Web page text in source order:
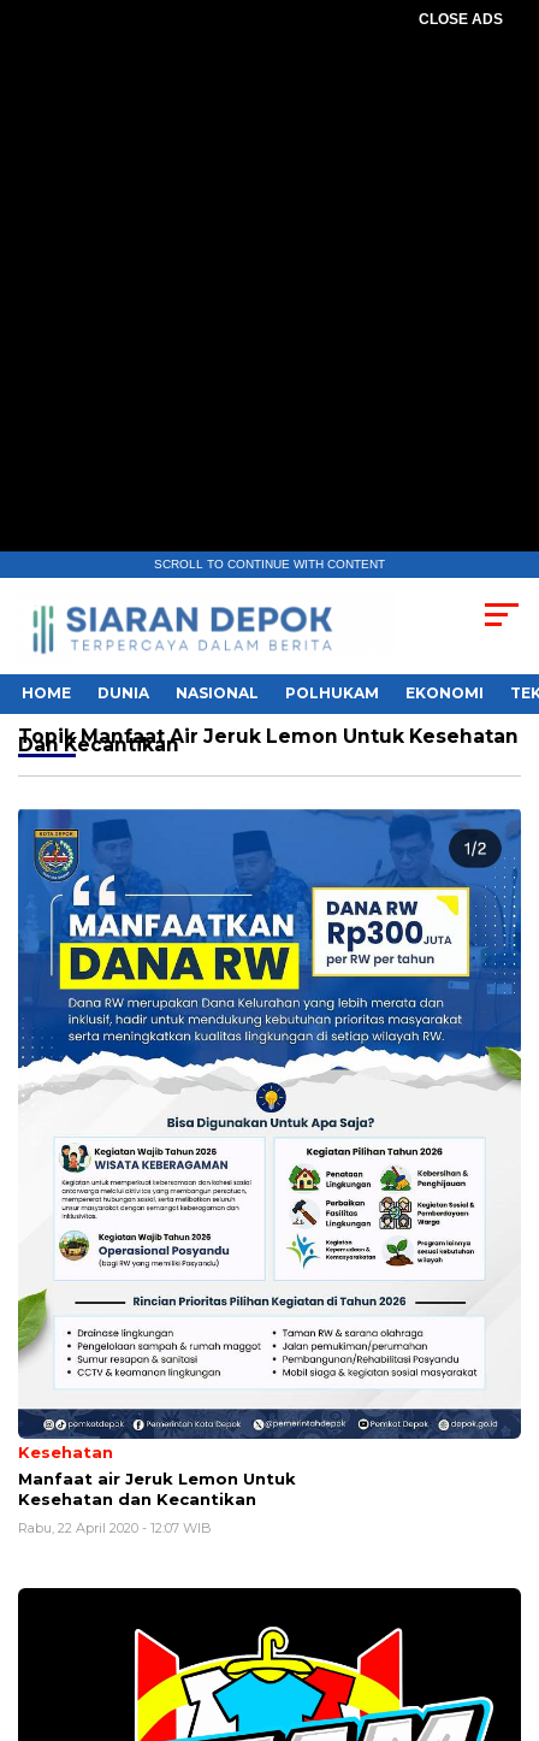
CLOSE ADS
SCROLL TO CONTINUE WITH CONTENT
HOME DUNIA NASIONAL POLHUKAM EKONOMI
Topik Manfaat Air Jeruk Lemon Untuk Kesehatan
Dan Kecantikan
Kesehatan
Manfaat air Jeruk Lemon Untuk
Kesehatan dan Kecantikan
Rabu, 22 April 2020 - 12:07 WIB